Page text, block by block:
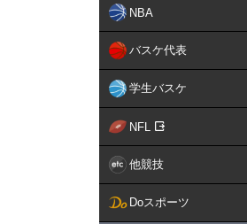
NBA
バスケ代表
学生バスケ
NFL
他競技
Doスポーツ